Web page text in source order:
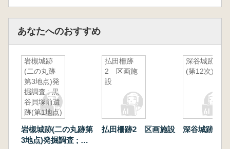
あなたへのおすすめ
岩槻城跡
(二の丸跡
第3地点)発
掘調査 ; 黒
谷貝塚前遺
跡(第1地点)
岩槻城跡(二の丸跡第
3地点)発掘調査 ; 黒
払田柵跡
2 区画施
設
払田柵跡2 区画施設
深谷城跡
(第12次)
深谷城跡 (